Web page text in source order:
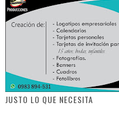
JUSTO LO QUE NECESITA